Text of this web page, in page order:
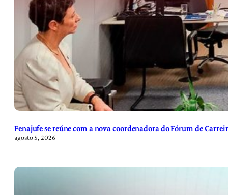
Fenajufe se reúne com a nova coordenadora do Fórum de
agosto 5, 2026